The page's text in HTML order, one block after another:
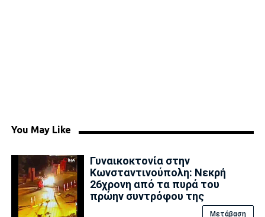
You May Like
Γυναικοκτονία στην
Κωνσταντινούπολη: Νεκρή
26χρονη από τα πυρά του
πρώην συντρόφου της
Μετάβαση